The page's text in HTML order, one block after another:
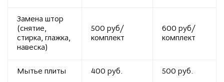
Замена штор
(снятие,
стирка, глажка,
навеска)
500 руб/
комплект
600 руб/
комплект
Мытье плиты 400 руб. 500 руб.